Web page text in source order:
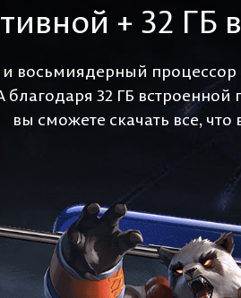
+ 32 ГБ
восьмиядерный процессор
32 ГБ
вы сможете скачать все, что